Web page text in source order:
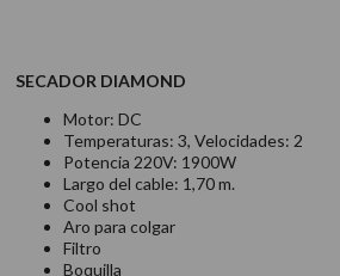
SECADOR DIAMOND
Motor: DC
Temperaturas: 3, Velocidades: 2
Potencia 220V: 1900W
Largo del cable: 1,70 m.
Cool shot
Aro para colgar
Filtro
Boquilla